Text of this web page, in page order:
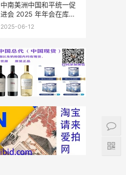
中南美洲中国和平统一促
进会 2025 年年会在库拉
索圆满举行，共绘反“独”
2025-06-12